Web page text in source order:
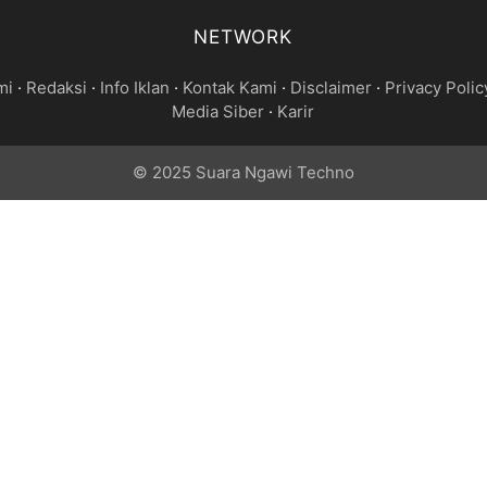
NETWORK
· Redaksi · Info Iklan · Kontak Kami · Disclaimer · Privacy
Media Siber · Karir
© 2025 Suara Ngawi Techno